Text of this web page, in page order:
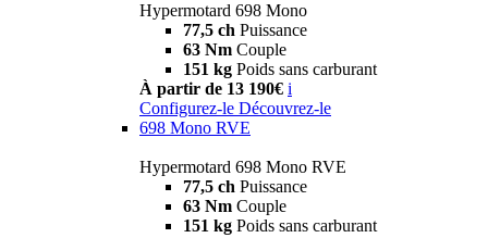
Hypermotard 698 Mono
77,5 ch Puissance
63 Nm Couple
151 kg Poids sans carburant
À partir de 13 190€ i
Configurez-le Découvrez-le
698 Mono RVE
Hypermotard 698 Mono RVE
77,5 ch Puissance
63 Nm Couple
151 kg Poids sans carburant